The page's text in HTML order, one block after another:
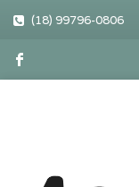
(18) 99796-0806